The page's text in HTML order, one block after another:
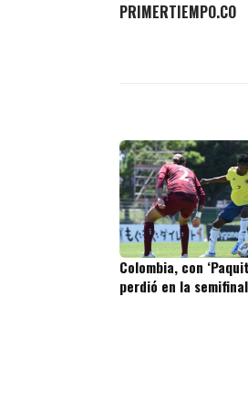
PRIMERTIEMPO.CO
Colombia, con
perdió en la